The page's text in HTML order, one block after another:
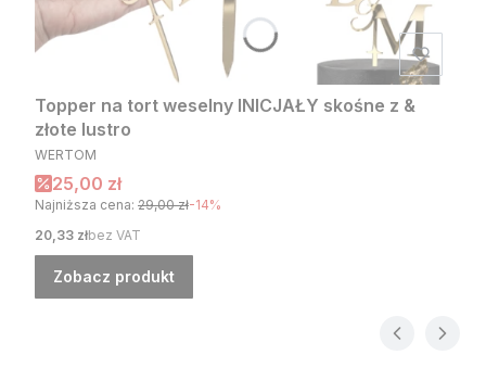
Topper na tort weselny INICJAŁY skośne z &
złote lustro
PRODUCENT
WERTOM
Cena promocyjna
25,00 zł
Najniższa cena: 29,00 zł-14%
Cena
20,33 złbez VAT
Zobacz produkt